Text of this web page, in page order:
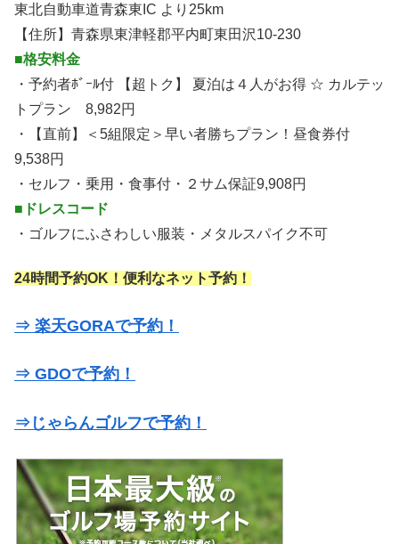
東北自動車道青森東IC より25km
【住所】青森県東津軽郡平内町東田沢10-230
■格安料金
・予約者ﾎﾞｰﾙ付 【超トク】 夏泊は４人がお得 ☆ カルテッ
トプラン 8,982円
・【直前】＜5組限定＞早い者勝ちプラン！昼食券付
9,538円
・セルフ・乗用・食事付・２サム保証9,908円
■ドレスコード
・ゴルフにふさわしい服装・メタルスパイク不可
24時間予約OK！便利なネット予約！
⇒ 楽天GORAで予約！
⇒ GDOで予約！
⇒じゃらんゴルフで予約！